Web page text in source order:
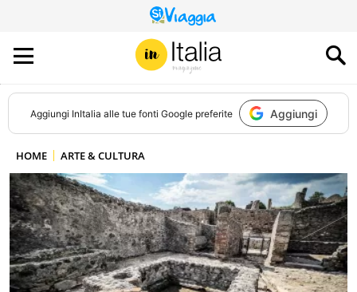
QUESTO
SITO
CONTRIBUISCE
ALL’AUDIENCE
DI
Aggiungi InItalia alle tue fonti Google preferite Aggiungi
HOME ARTE & CULTURA